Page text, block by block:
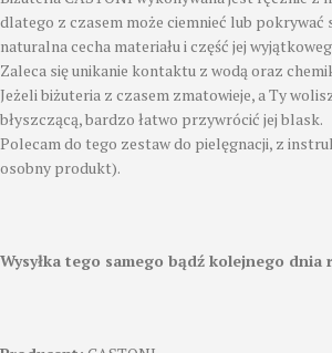
dlatego z czasem może ciemnieć lub pokrywać
naturalna cecha materiału i część jej
Zaleca się unikanie kontaktu z wodą oraz
Jeżeli biżuteria z czasem zmatowieje, a Ty
błyszczącą, bardzo łatwo przywrócić jej blask.
Polecam do tego zestaw do pielęgnacji, z
osobny produkt).
Wysyłka tego samego bądź kolejnego dnia